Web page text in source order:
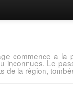
commence a
inconnues. Le
de la région,